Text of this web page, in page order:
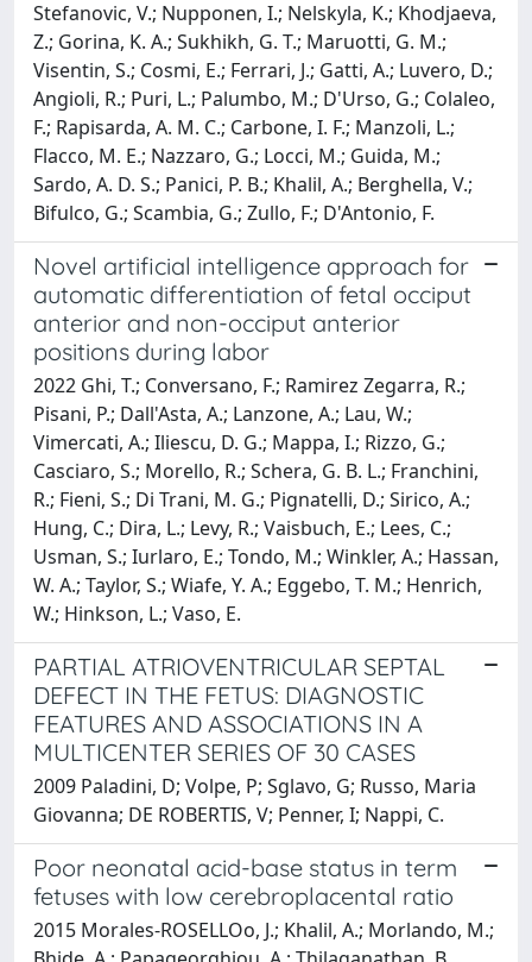
Stefanovic, V.; Nupponen, I.; Nelskyla, K.; Khodjaeva,
Z.; Gorina, K. A.; Sukhikh, G. T.; Maruotti, G. M.;
Visentin, S.; Cosmi, E.; Ferrari, J.; Gatti, A.; Luvero, D.;
Angioli, R.; Puri, L.; Palumbo, M.; D'Urso, G.; Colaleo,
F.; Rapisarda, A. M. C.; Carbone, I. F.; Manzoli, L.;
Flacco, M. E.; Nazzaro, G.; Locci, M.; Guida, M.;
Sardo, A. D. S.; Panici, P. B.; Khalil, A.; Berghella, V.;
Bifulco, G.; Scambia, G.; Zullo, F.; D'Antonio, F.
Novel artificial intelligence approach for
automatic differentiation of fetal occiput
anterior and non-occiput anterior
positions during labor
2022 Ghi, T.; Conversano, F.; Ramirez Zegarra, R.;
Pisani, P.; Dall'Asta, A.; Lanzone, A.; Lau, W.;
Vimercati, A.; Iliescu, D. G.; Mappa, I.; Rizzo, G.;
Casciaro, S.; Morello, R.; Schera, G. B. L.; Franchini,
R.; Fieni, S.; Di Trani, M. G.; Pignatelli, D.; Sirico, A.;
Hung, C.; Dira, L.; Levy, R.; Vaisbuch, E.; Lees, C.;
Usman, S.; Iurlaro, E.; Tondo, M.; Winkler, A.; Hassan,
W. A.; Taylor, S.; Wiafe, Y. A.; Eggebo, T. M.; Henrich,
W.; Hinkson, L.; Vaso, E.
PARTIAL ATRIOVENTRICULAR SEPTAL
DEFECT IN THE FETUS: DIAGNOSTIC
FEATURES AND ASSOCIATIONS IN A
MULTICENTER SERIES OF 30 CASES
2009 Paladini, D; Volpe, P; Sglavo, G; Russo, Maria
Giovanna; DE ROBERTIS, V; Penner, I; Nappi, C.
Poor neonatal acid-base status in term
fetuses with low cerebroplacental ratio
2015 Morales-ROSELLOo, J.; Khalil, A.; Morlando, M.;